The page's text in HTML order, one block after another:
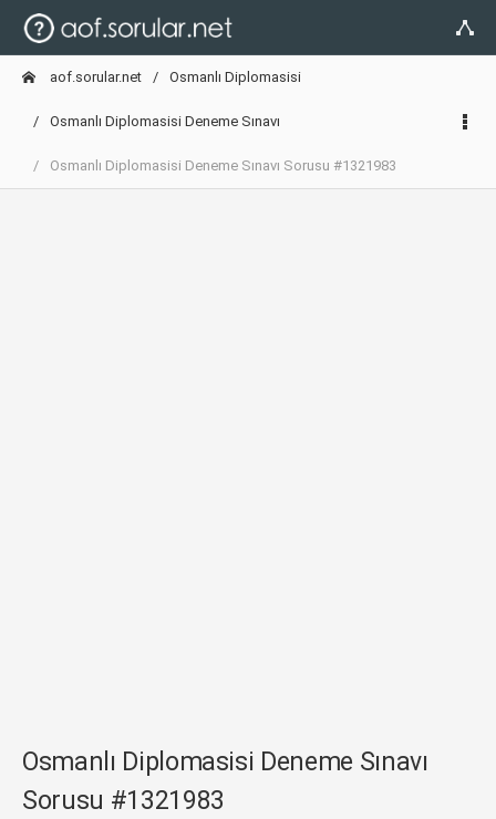
aof.sorular.net Osmanlı Diplomasisi
Osmanlı Diplomasisi Deneme Sınavı
Osmanlı Diplomasisi Deneme Sınavı Sorusu #1321983
Osmanlı Diplomasisi Deneme Sınavı
Sorusu #1321983